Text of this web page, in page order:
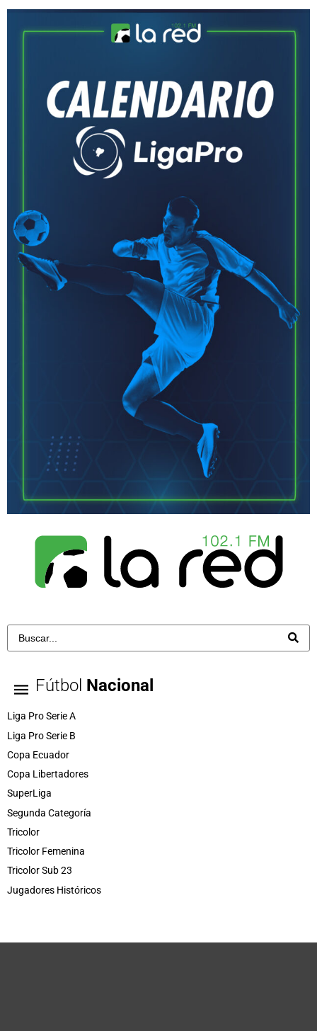
Fútbol Nacional
Liga Pro Serie A
Liga Pro Serie B
Copa Ecuador
Copa Libertadores
SuperLiga
Segunda Categoría
Tricolor
Tricolor Femenina
Tricolor Sub 23
Jugadores Históricos